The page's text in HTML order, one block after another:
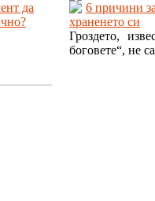
да
6 причини
храненето си
Гроздето,
боговете“, не